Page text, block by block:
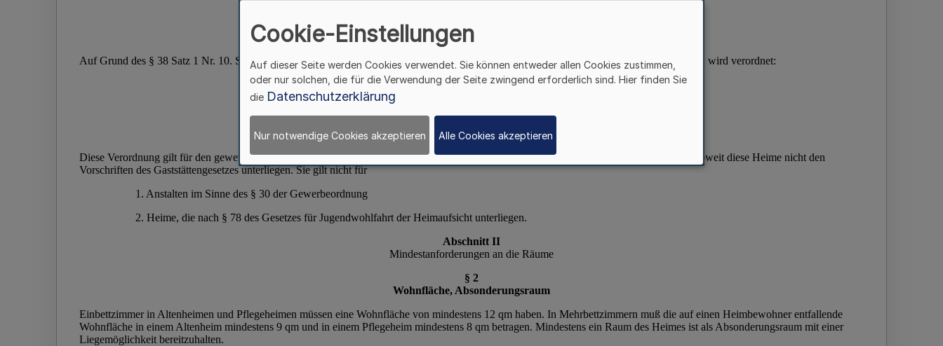
Cookie-Einstellungen
Auf dieser Seite werden Cookies verwendet. Sie können entweder allen Cookies zustimmen,
oder nur solchen, die für die Verwendung der Seite zwingend erforderlich sind. Hier finden Sie
die Datenschutzerklärung
Nur notwendige Cookies akzeptieren Alle Cookies akzeptieren